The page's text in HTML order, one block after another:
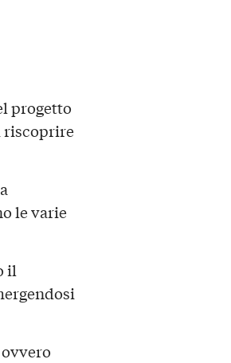
progetto
riscoprire
le varie
il